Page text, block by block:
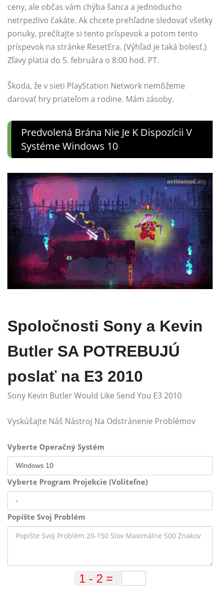
ceny, ale občas vám chýba šanca a jednoducho
netrpezlivo čakáte. Ak chcete prehľadne sledovať všetky
ponuky, prečítajte si tento príspevok a potom tento
príspevok na stránke ResetEra. (Výhľad je taká bolesť.)
Zľavy platia do 5. februára o 8:00 hod. PT.
Škoda, že v sieti PlayStation Network nemôžeme
darovať hry priateľom a rodine. Mám zásoby.
Predvolená Brána Nie Je K Dispozícii V
Systéme Windows 10
Spoločnosti Sony a Kevin
Butler SA POTREBUJÚ
poslať na E3 2010
Sony Kevin Butler Would Like Send You E3 2010
Vyskúšajte Náš Nástroj Na Odstránenie Problémov
Vyberte Operačný Systém
Vyberte Program Projekcie (Voliteľne)
Popíšte Svoj Problém